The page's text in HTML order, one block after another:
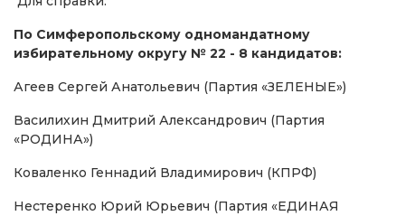
По Симферопольскому одномандатному
избирательному округу № 22 - 8 кандидатов:
Агеев Сергей Анатольевич (Партия «ЗЕЛЕНЫЕ»)
Василихин Дмитрий Александрович (Партия
«РОДИНА»)
Коваленко Геннадий Владимирович (КПРФ)
Нестеренко Юрий Юрьевич (Партия «ЕДИНАЯ